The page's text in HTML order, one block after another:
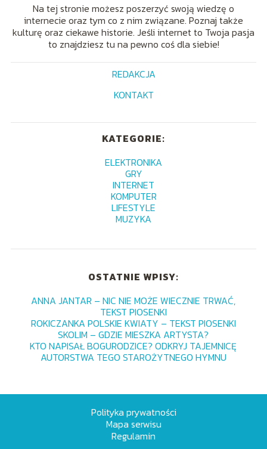
Na tej stronie możesz poszerzyć swoją wiedzę o
internecie oraz tym co z nim związane. Poznaj także
kulturę oraz ciekawe historie. Jeśli internet to Twoja pasja
to znajdziesz tu na pewno coś dla siebie!
REDAKCJA
KONTAKT
KATEGORIE:
ELEKTRONIKA
GRY
INTERNET
KOMPUTER
LIFESTYLE
MUZYKA
OSTATNIE WPISY:
ANNA JANTAR – NIC NIE MOŻE WIECZNIE TRWAĆ,
TEKST PIOSENKI
ROKICZANKA POLSKIE KWIATY – TEKST PIOSENKI
SKOLIM – GDZIE MIESZKA ARTYSTA?
KTO NAPISAŁ BOGURODZICE? ODKRYJ TAJEMNICĘ
AUTORSTWA TEGO STAROŻYTNEGO HYMNU
Polityka prywatności
Mapa serwisu
Regulamin